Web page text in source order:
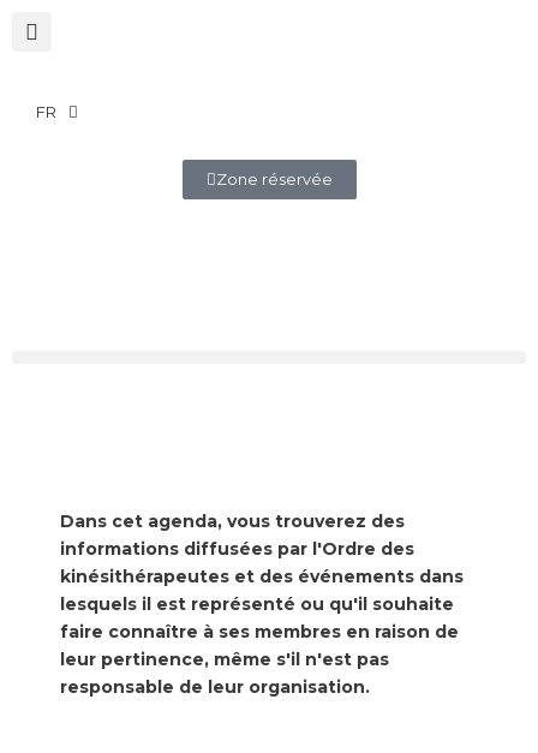
FR
Zone réservée
Dans cet agenda, vous trouverez des
informations diffusées par l'Ordre des
kinésithérapeutes et des événements dans
lesquels il est représenté ou qu'il souhaite
faire connaître à ses membres en raison de
leur pertinence, même s'il n'est pas
responsable de leur organisation.